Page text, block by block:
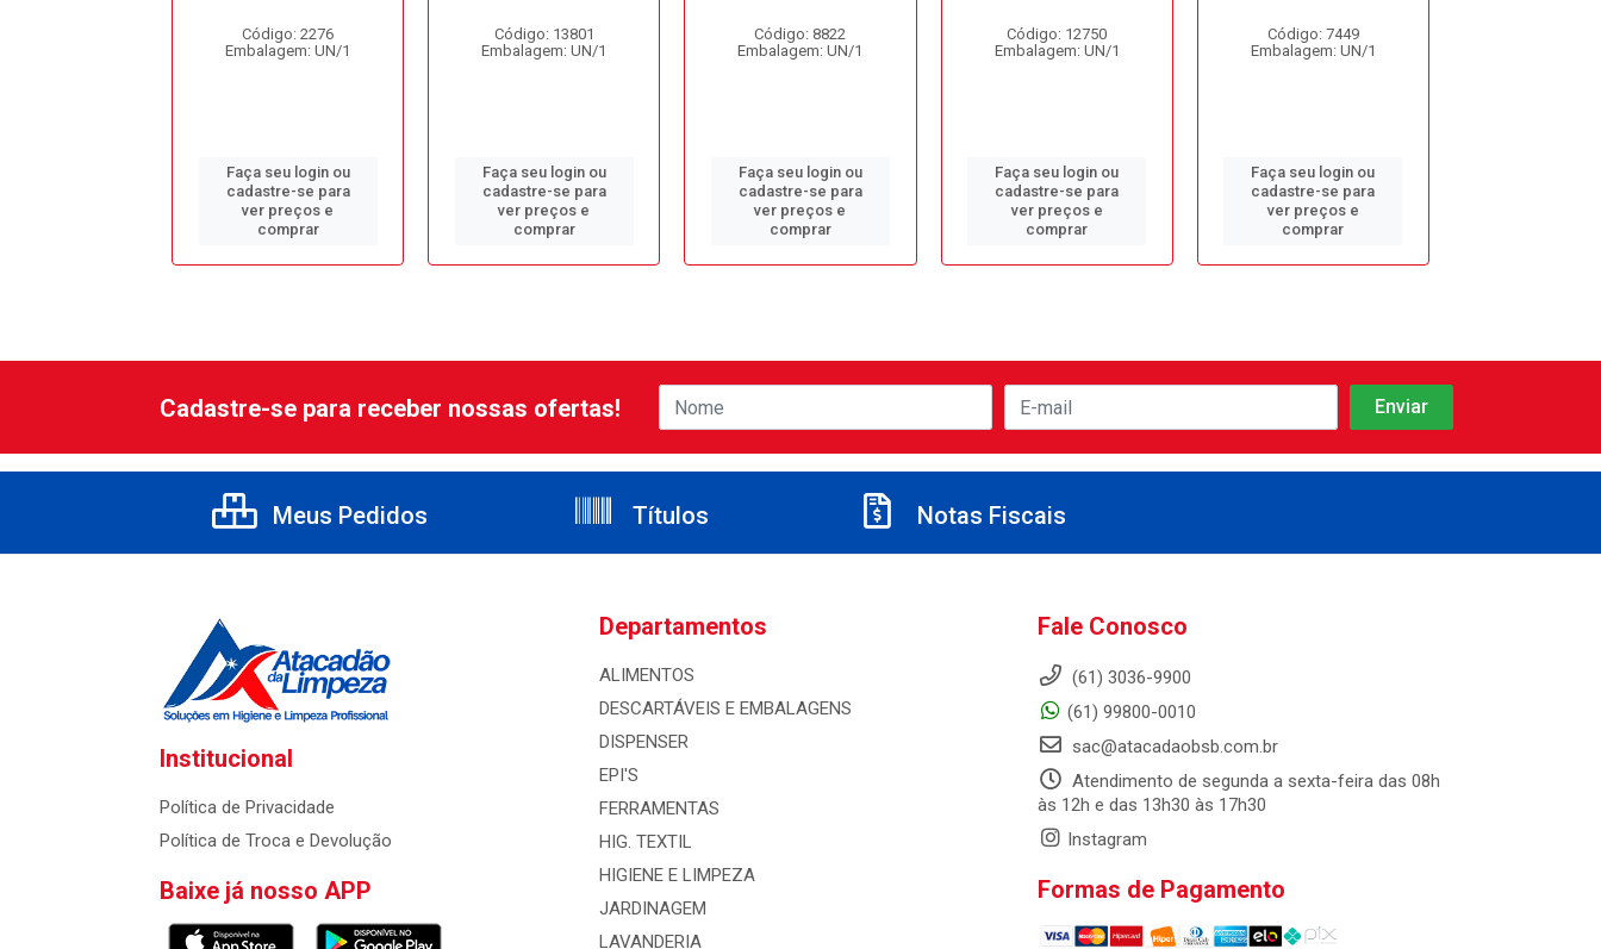
Código: 2276
Embalagem: UN/1
Faça seu login ou
cadastre-se para
ver preços e
comprar
Código: 13801
Embalagem: UN/1
Faça seu login ou
cadastre-se para
ver preços e
comprar
Código: 8822
Embalagem: UN/1
Faça seu login ou
cadastre-se para
ver preços e
comprar
Código: 12750
Embalagem: UN/1
Faça seu login ou
cadastre-se para
ver preços e
comprar
Código: 7449
Embalagem: UN/1
Faça seu login ou
cadastre-se para
ver preços e
comprar
Cadastre-se para receber nossas ofertas!
Meus Pedidos Títulos Notas Fiscais
Institucional
Política de Privacidade
Política de Troca e Devolução
Baixe já nosso APP
Departamentos
ALIMENTOS
DESCARTÁVEIS E EMBALAGENS
DISPENSER
EPI'S
FERRAMENTAS
HIG. TEXTIL
HIGIENE E LIMPEZA
JARDINAGEM
LAVANDERIA
Fale Conosco
(61) 3036-9900
(61) 99800-0010
sac@atacadaobsb.com.br
Atendimento de segunda a sexta-feira das 08h
às 12h e das 13h30 às 17h30
Instagram
Formas de Pagamento